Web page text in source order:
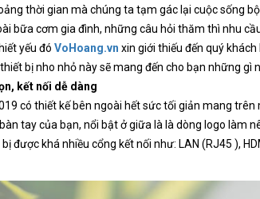
thời gian mà chúng ta tạm gác lại cuộc sống
bữa cơm gia đình, những câu hỏi thăm thì nhu
yếu đó VoHoang.vn xin giới thiếu đến quý
bị nho nhỏ này sẽ mang đến cho bạn những gì
kết nối dễ dàng
có thiết kế bên ngoài hết sức tối giản mang
tay của bạn, nổi bật ở giữa là là dòng logo làm
được khá nhiều cổng kết nối như: LAN (RJ45 ),